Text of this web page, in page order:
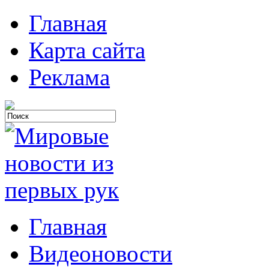
Главная
Карта сайта
Реклама
Главная
Видеоновости